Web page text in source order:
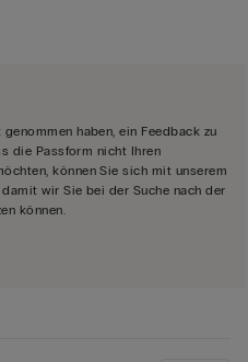
haben, ein Feedback zu
die Passform nicht Ihren
können Sie sich mit unserem
wir Sie bei der Suche nach der
können.